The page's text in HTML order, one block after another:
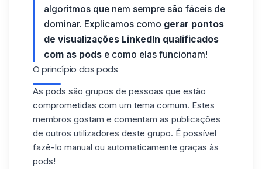
algoritmos que nem sempre são fáceis de
dominar. Explicamos como gerar pontos
de visualizações LinkedIn qualificados
com as pods e como elas funcionam!
O princípio das pods
As pods são grupos de pessoas que estão
comprometidas com um tema comum. Estes
membros gostam e comentam as publicações
de outros utilizadores deste grupo. É possível
fazê-lo manual ou automaticamente graças às
pods!